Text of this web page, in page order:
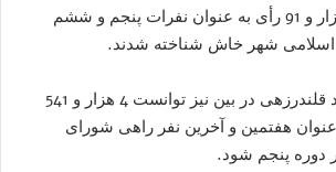
هزار و 479 رأی و 5 هزار و 91 رأی به عنوان نفرات پنجم و ششم
اسلامی شهر خاش شناخته شدند.
به گفته وی، عیدمحمد قلندرزهی در بین نیز توانست 4 هزار و 541
هفتمین و آخرین نفر راهی شورای
پنجم شود.